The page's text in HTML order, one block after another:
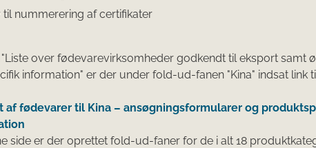
til nummerering af certifikater
"Liste over fødevarevirksomheder godkendt til eksport samt
information" er der under fold-ud-fanen "Kina" indsat link
af fødevarer til Kina – ansøgningsformularer og
side er der oprettet fold-ud-faner for de i alt 18